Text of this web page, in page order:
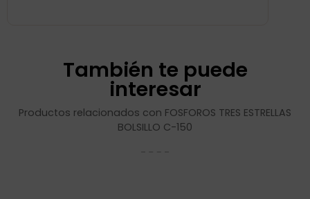
También te puede
interesar
Productos relacionados con FOSFOROS TRES ESTRELLAS
BOLSILLO C-150